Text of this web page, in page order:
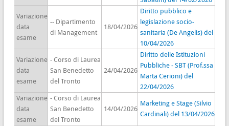
Variazione
data
esame
-- Dipartimento
di Management
18/04/2026
Diritto pubblico e
legislazione socio-
sanitaria (De Angelis) del
10/04/2026
Variazione
data
esame
- Corso di Laurea
San Benedetto
del Tronto
24/04/2026
Diritto delle Istituzioni
Pubbliche - SBT (Prof.ssa
Marta Cerioni) del
22/04/2026
Variazione
data
esame
- Corso di Laurea
San Benedetto
del Tronto
14/04/2026
Marketing e Stage (Silvio
Cardinali) del 13/04/2026